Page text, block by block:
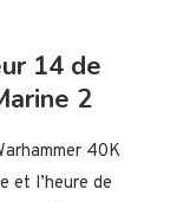
14 de
2
40K
et l’heure de